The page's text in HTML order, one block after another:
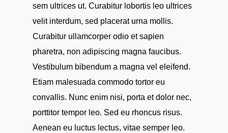
sem ultrices ut. Curabitur lobortis leo ultrices
velit interdum, sed placerat urna mollis.
Curabitur ullamcorper odio et sapien
pharetra, non adipiscing magna faucibus.
Vestibulum bibendum a magna vel eleifend.
Etiam malesuada commodo tortor eu
convallis. Nunc enim nisi, porta et dolor nec,
porttitor tempor leo. Sed eu rhoncus risus.
Aenean eu luctus lectus, vitae semper leo.